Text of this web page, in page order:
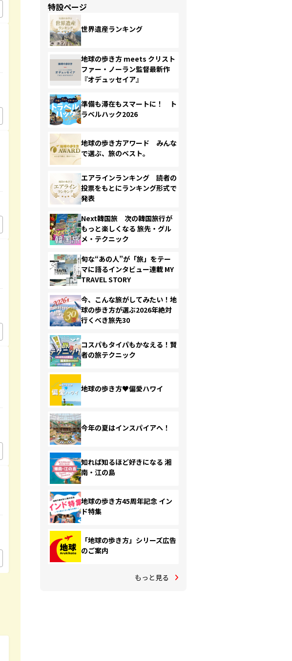
特設ページ
世界遺産ランキング
地球の歩き方 meets クリスト
ファー・ノーラン監督最新作
『オデュッセイア』
準備も滞在もスマートに！ ト
ラベルハック2026
地球の歩き方アワード みんな
で選ぶ、旅のベスト。
エアラインランキング 読者の
投票をもとにランキング形式で
発表
Next韓国旅 次の韓国旅行が
もっと楽しくなる 旅先・グル
メ・テクニック
旬な“あの人”が「旅」をテー
マに語るインタビュー連載 MY
TRAVEL STORY
今、こんな旅がしてみたい！地
球の歩き方が選ぶ2026年絶対
行くべき旅先30
コスパもタイパもかなえる！賢
者の旅テクニック
地球の歩き方♥偏愛ハワイ
今年の夏はインスパイアへ！
知れば知るほど好きになる 湘
南・江の島
地球の歩き方45周年記念 イン
ド特集
「地球の歩き方」シリーズ広告
のご案内
もっと見る